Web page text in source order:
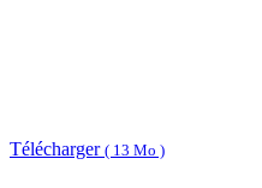
Télécharger ( 13 Mo )